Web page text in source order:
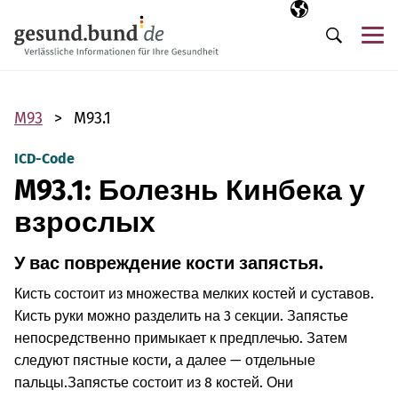
Выбранный
RU
Поиск
M93 M93.1
ICD-Code
M93.1: Болезнь Кинбека у
взрослых
У вас повреждение кости запястья.
Кисть состоит из множества мелких костей и суставов.
Кисть руки можно разделить на 3 секции. Запястье
непосредственно примыкает к предплечью. Затем
следуют пястные кости, а далее — отдельные
пальцы.Запястье состоит из 8 костей. Они